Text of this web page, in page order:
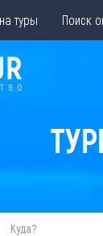
туры Поиск
Куда?